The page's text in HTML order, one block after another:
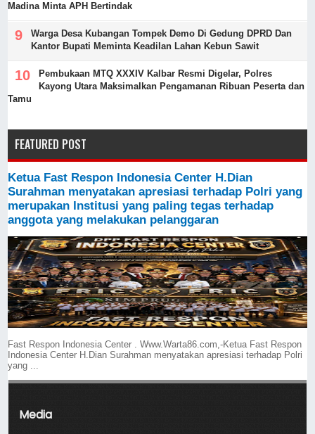
Madina Minta APH Bertindak
Warga Desa Kubangan Tompek Demo Di Gedung DPRD Dan
Kantor Bupati Meminta Keadilan Lahan Kebun Sawit
Pembukaan MTQ XXXIV Kalbar Resmi Digelar, Polres
Kayong Utara Maksimalkan Pengamanan Ribuan Peserta dan
Tamu
FEATURED POST
Ketua Fast Respon Indonesia Center H.Dian
Surahman menyatakan apresiasi terhadap Polri yang
merupakan Institusi yang paling tegas terhadap
anggota yang melakukan pelanggaran
Fast Respon Indonesia Center . Www.Warta86.com,-Ketua Fast Respon
Indonesia Center H.Dian Surahman menyatakan apresiasi terhadap Polri
yang ...
Media